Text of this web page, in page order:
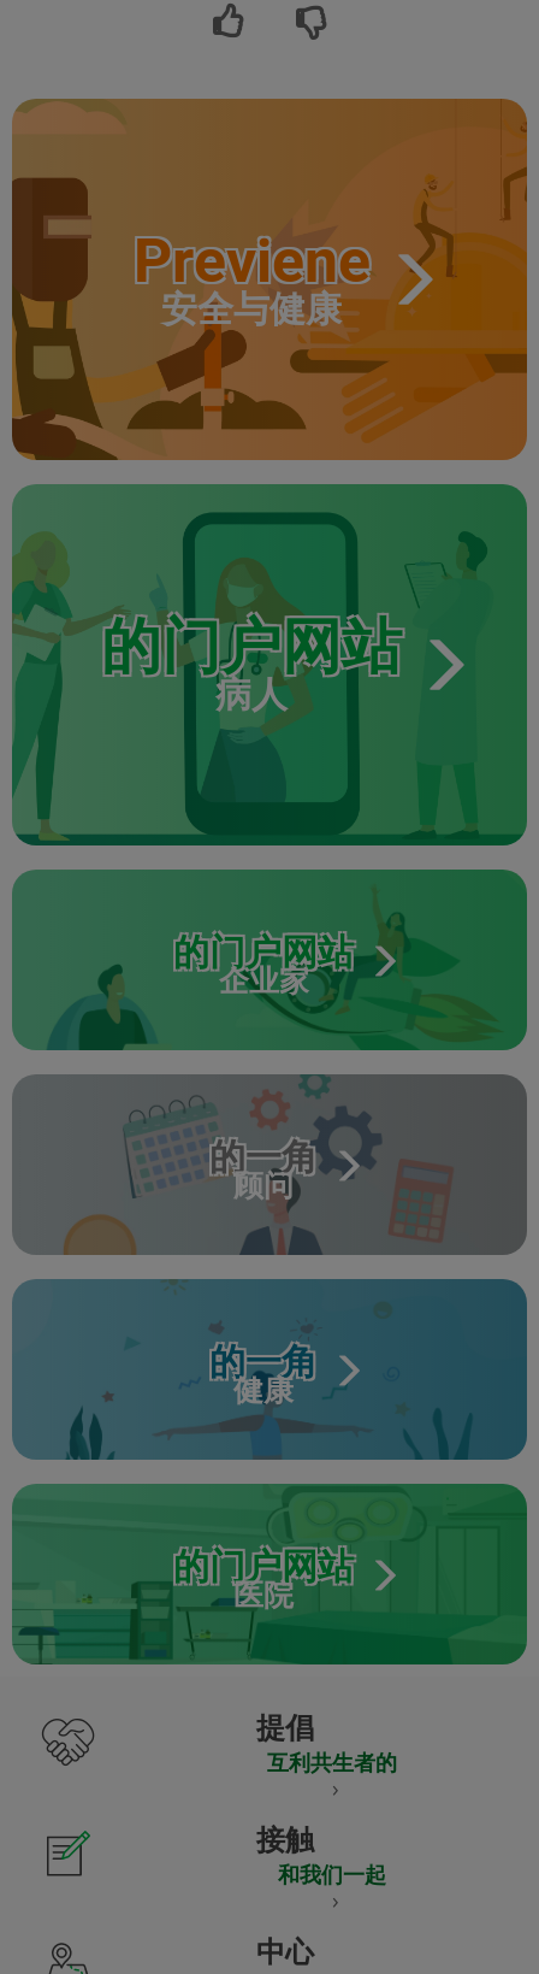
Previene
安全与健康
的门户网站
病人
的门户网站
企业家
的一角
顾问
的一角
健康
的门户网站
医院
提倡
互利共生者的
接触
和我们一起
中心